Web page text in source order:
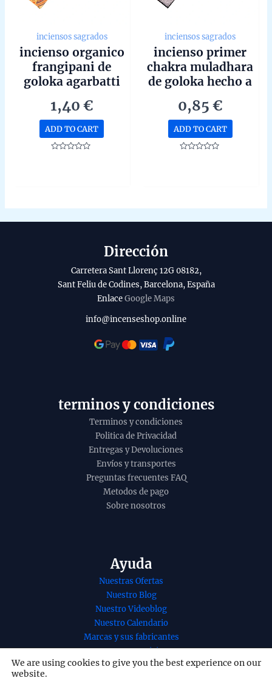
inciensos sagrados
incienso organico
frangipani de
goloka agarbatti
mano en bangalore
unidad de 15g
1,40€
ADD TO CART
inciensos sagrados
incienso primer
chakra muladhara
de goloka hecho a
unidad de 15g
0,85€
ADD TO CART
Dirección
Carretera Sant Llorenç 12G 08182,
Sant Feliu de Codines, Barcelona, España
EnlaceGoogle Maps
info@incenseshop.online
terminos y condiciones
Terminos y condiciones
Politica de Privacidad
Entregas y Devoluciones
Envíos y transportes
Preguntas frecuentes FAQ
Metodos de pago
Sobre nosotros
Ayuda
Nuestras Ofertas
Nuestro Blog
Nuestro Videoblog
Nuestro Calendario
Marcas y sus fabricantes
Nuestros Servicios
Nuestro contacto
We are using cookies to give you the best experience on our
website.